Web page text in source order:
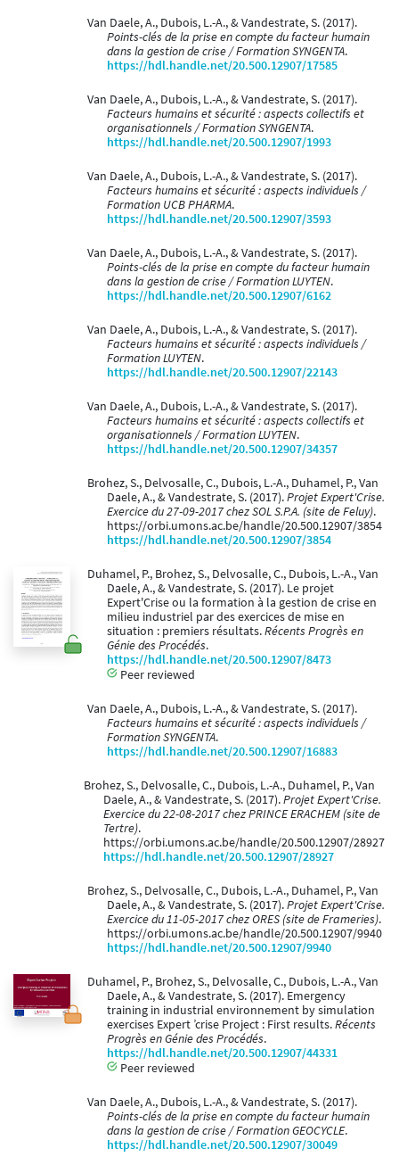
Van Daele, A., Dubois, L.-A., & Vandestrate, S. (2017).
Points-clés de la prise en compte du facteur humain
dans la gestion de crise / Formation SYNGENTA.
https://hdl.handle.net/20.500.12907/17585
Van Daele, A., Dubois, L.-A., & Vandestrate, S. (2017).
Facteurs humains et sécurité : aspects collectifs et
organisationnels / Formation SYNGENTA.
https://hdl.handle.net/20.500.12907/1993
Van Daele, A., Dubois, L.-A., & Vandestrate, S. (2017).
Facteurs humains et sécurité : aspects individuels /
Formation UCB PHARMA.
https://hdl.handle.net/20.500.12907/3593
Van Daele, A., Dubois, L.-A., & Vandestrate, S. (2017).
Points-clés de la prise en compte du facteur humain
dans la gestion de crise / Formation LUYTEN.
https://hdl.handle.net/20.500.12907/6162
Van Daele, A., Dubois, L.-A., & Vandestrate, S. (2017).
Facteurs humains et sécurité : aspects individuels /
Formation LUYTEN.
https://hdl.handle.net/20.500.12907/22143
Van Daele, A., Dubois, L.-A., & Vandestrate, S. (2017).
Facteurs humains et sécurité : aspects collectifs et
organisationnels / Formation LUYTEN.
https://hdl.handle.net/20.500.12907/34357
Brohez, S., Delvosalle, C., Dubois, L.-A., Duhamel, P., Van
Daele, A., & Vandestrate, S. (2017).Projet Expert'Crise.
Exercice du 27-09-2017 chez SOL S.P.A. (site de Feluy).
https://orbi.umons.ac.be/handle/20.500.12907/3854
https://hdl.handle.net/20.500.12907/3854
Duhamel, P., Brohez, S., Delvosalle, C., Dubois, L.-A., Van
Daele, A., & Vandestrate, S. (2017). Le projet
Expert'Crise ou la formation à la gestion de crise en
milieu industriel par des exercices de mise en
situation : premiers résultats.Récents Progrès en
Génie des Procédés.
https://hdl.handle.net/20.500.12907/8473
Peer reviewed
Van Daele, A., Dubois, L.-A., & Vandestrate, S. (2017).
Facteurs humains et sécurité : aspects individuels /
Formation SYNGENTA.
https://hdl.handle.net/20.500.12907/16883
Brohez, S., Delvosalle, C., Dubois, L.-A., Duhamel, P., Van
Daele, A., & Vandestrate, S. (2017).Projet Expert'Crise.
Exercice du 22-08-2017 chez PRINCE ERACHEM (site de
Tertre).
https://orbi.umons.ac.be/handle/20.500.12907/28927
https://hdl.handle.net/20.500.12907/28927
Brohez, S., Delvosalle, C., Dubois, L.-A., Duhamel, P., Van
Daele, A., & Vandestrate, S. (2017).Projet Expert'Crise.
Exercice du 11-05-2017 chez ORES (site de Frameries).
https://orbi.umons.ac.be/handle/20.500.12907/9940
https://hdl.handle.net/20.500.12907/9940
Duhamel, P., Brohez, S., Delvosalle, C., Dubois, L.-A., Van
Daele, A., & Vandestrate, S. (2017). Emergency
training in industrial environnement by simulation
exercises Expert ’crise Project : First results.Récents
Progrès en Génie des Procédés.
https://hdl.handle.net/20.500.12907/44331
Peer reviewed
Van Daele, A., Dubois, L.-A., & Vandestrate, S. (2017).
Points-clés de la prise en compte du facteur humain
dans la gestion de crise / Formation GEOCYCLE.
https://hdl.handle.net/20.500.12907/30049